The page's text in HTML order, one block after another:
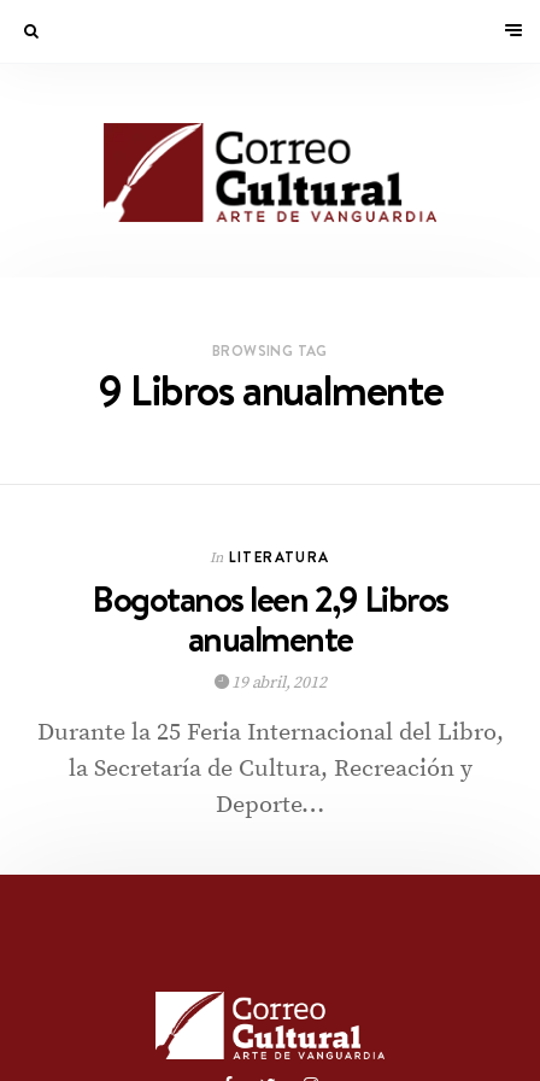
BROWSING TAG
9 Libros anualmente
In LITERATURA
Bogotanos leen 2,9 Libros
anualmente
19 abril, 2012
Durante la 25 Feria Internacional del Libro,
la Secretaría de Cultura, Recreación y
Deporte…